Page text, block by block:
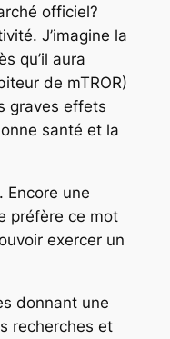
officiel?
J’imagine la
qu’il aura
de mTROR)
graves effets
santé et la
Encore une
préfère ce mot
exercer un
donnant une
recherches et